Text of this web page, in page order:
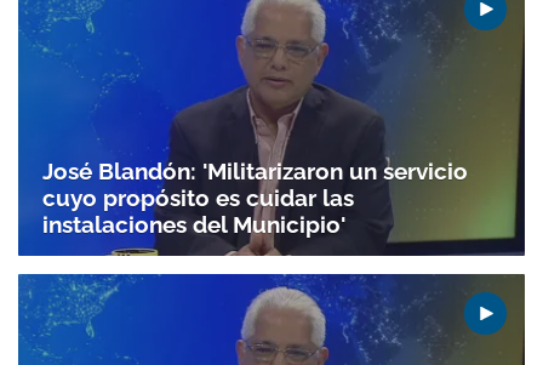
José Blandón: 'Militarizaron un servicio
cuyo propósito es cuidar las
instalaciones del Municipio'